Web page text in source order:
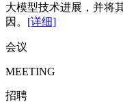
大模型技术进展，并将
因。 [详细]
会议
MEETING
招聘